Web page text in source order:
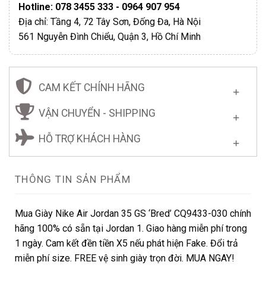
Hotline: 078 3455 333 - 0964 907 954
Địa chỉ: Tầng 4, 72 Tây Sơn, Đống Đa, Hà Nội
561 Nguyễn Đình Chiểu, Quận 3, Hồ Chí Minh
CAM KẾT CHÍNH HÃNG
VẬN CHUYỂN - SHIPPING
HỖ TRỢ KHÁCH HÀNG
THÔNG TIN SẢN PHẨM
Mua Giày Nike Air Jordan 35 GS ‘Bred’ CQ9433-030 chính
hãng 100% có sẵn tại Jordan 1. Giao hàng miễn phí trong
1 ngày. Cam kết đền tiền X5 nếu phát hiện Fake. Đổi trả
miễn phí size. FREE vệ sinh giày trọn đời. MUA NGAY!